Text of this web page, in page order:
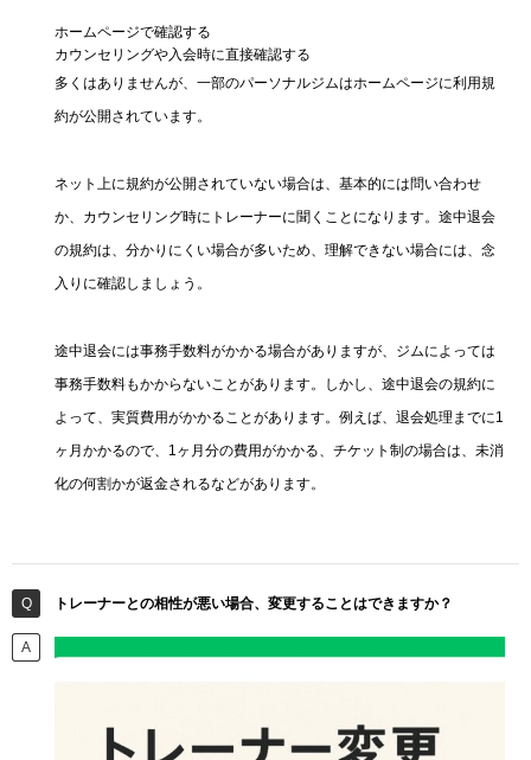
ホームページで確認する
カウンセリングや入会時に直接確認する
多くはありませんが、一部のパーソナルジムはホームページに利用規
約が公開されています。
ネット上に規約が公開されていない場合は、基本的には問い合わせ
か、カウンセリング時にトレーナーに聞くことになります。途中退会
の規約は、分かりにくい場合が多いため、理解できない場合には、念
入りに確認しましょう。
途中退会には事務手数料がかかる場合がありますが、ジムによっては
事務手数料もかからないことがあります。しかし、途中退会の規約に
よって、実質費用がかかることがあります。例えば、退会処理までに1
ヶ月かかるので、1ヶ月分の費用がかかる、チケット制の場合は、未消
化の何割かが返金されるなどがあります。
トレーナーとの相性が悪い場合、変更することはできますか？